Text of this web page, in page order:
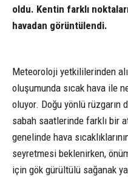
oldu. Kentin farklı
havadan görüntülendi.
Meteoroloji yetkililerinden
oluşumunda sıcak hava ile
oluyor. Doğu yönlü rüzgarın
sabah saatlerinde farklı bir
genelinde hava
seyretmesi beklenirken,
için gök gürültülü sağanak